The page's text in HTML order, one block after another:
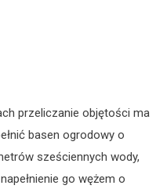
przeliczanie objętości ma
basen ogrodowy o
sześciennych wody,
go wężem o